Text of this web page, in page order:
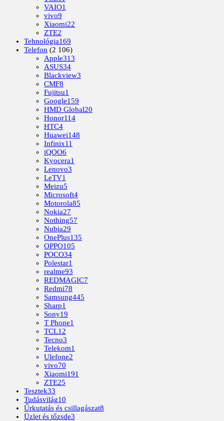
VAIO1
vivo9
Xiaomi22
ZTE2
Tehnológia169
Telefon (2 106)
Apple313
ASUS34
Blackview3
CMF8
Fujitsu1
Google159
HMD Global20
Honor114
HTC4
Huawei148
Infinix11
iQOO6
Kyocera1
Lenovo3
LeTV1
Meizu5
Microsoft4
Motorola85
Nokia27
Nothing57
Nubia29
OnePlus135
OPPO105
POCO34
Polestar1
realme93
REDMAGIC7
Redmi78
Samsung445
Sharp1
Sony19
T Phone1
TCL12
Tecno3
Telekom1
Ulefone2
vivo70
Xiaomi191
ZTE25
Tesztek33
Tudásvilág10
Űrkutatás és csillagászat8
Üzlet és tőzsde3